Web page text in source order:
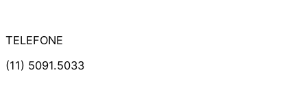
TELEFONE
(11) 5091.5033